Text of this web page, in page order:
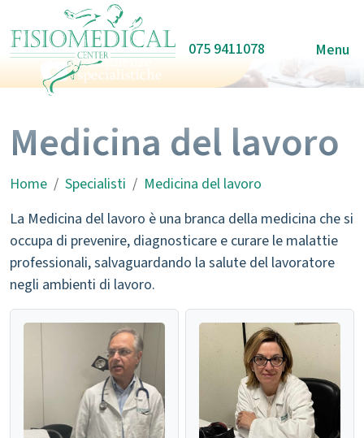
075 9411078 Menu
Medicina del lavoro
Home Specialisti
Medicina del lavoro
La Medicina del lavoro è una branca della medicina che si
occupa di prevenire, diagnosticare e curare le malattie
professionali, salvaguardando la salute del lavoratore
negli ambienti di lavoro.